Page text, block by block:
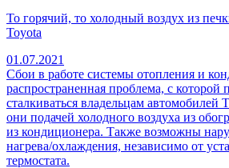
То горячий, то холодный воздух из
Toyota
01.07.2021
Сбои в работе системы отопления и
распространенная проблема, с которой
сталкиваться владельцам автомобилей
они подачей холодного воздуха из
из кондиционера. Также возможны
нагрева/охлаждения, независимо от
термостата.